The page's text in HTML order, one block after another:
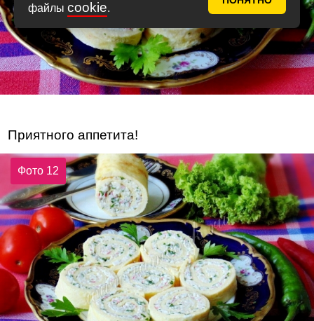
файлы cookie.
Приятного аппетита!
Фото 12